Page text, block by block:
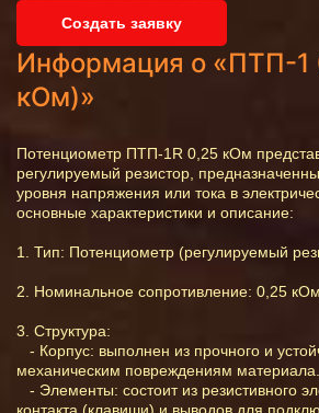
Создать заявку
Информация о «ПТП-1
кОм)»
Потенциометр ПТП-1R 0,25 кОм
регулируемый резистор,
уровня напряжения или тока в
основные характеристики и описание:
1. Тип: Потенциометр (регулируемый
2. Номинальное сопротивление: 0,25
3. Структура:
- Корпус: выполнен из прочного и
механическим повреждениям материала.
- Элементы: состоит из резистивного